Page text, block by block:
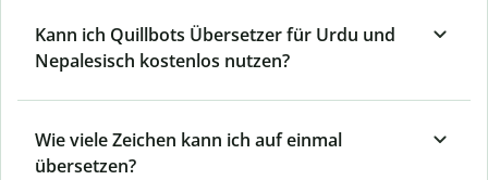
Kann ich Quillbots Übersetzer für Urdu und
Nepalesisch kostenlos nutzen?
Wie viele Zeichen kann ich auf einmal
übersetzen?